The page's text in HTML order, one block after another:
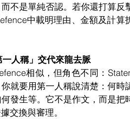
不是單純否認。若你還打算反
中載明理由、金額及計算
人稱」交代來龍去脈
相似，但角色不同：
就要用第一人稱說清楚：何時
發生等。它不是作文，而是把
交換與審理。